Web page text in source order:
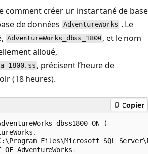
comment créer un instantané de base
de données AdventureWorks . Le
AdventureWorks_dbss_1800 , et le nom
alloué,
, précisent l’heure de
(18 heures).
Copier
AdventureWorks_dbss1800 ON (
Files\Microsoft SQL
OF AdventureWorks;